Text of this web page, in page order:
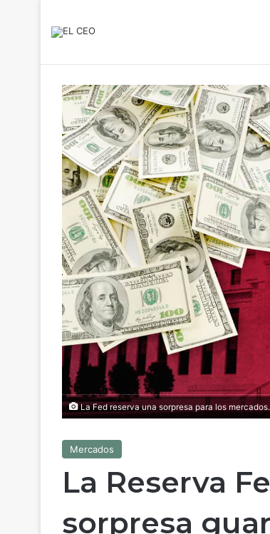
La Fed reserva una sorpresa para los
Mercados
La Reserva
sorpresa